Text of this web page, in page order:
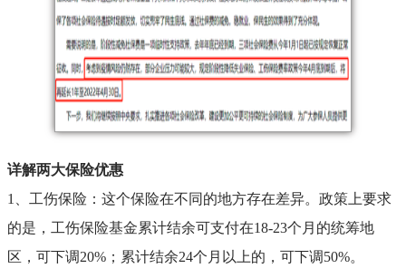
详解两大保险优惠
1、工伤保险：这个保险在不同的地方存在差异。政策上要求
的是，工伤保险基金累计结余可支付在18-23个月的统筹地
区，可下调20%；累计结余24个月以上的，可下调50%。